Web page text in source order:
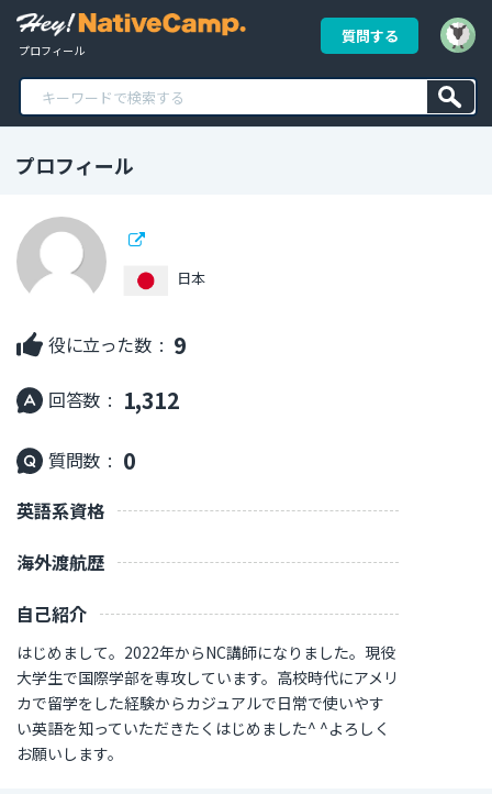
プロフィール
質問する
プロフィール
日本
役に立った数 : 9
回答数 : 1,312
質問数 : 0
英語系資格
海外渡航歴
自己紹介
はじめまして。2022年からNC講師になりました。現役
大学生で国際学部を専攻しています。高校時代にアメリ
カで留学をした経験からカジュアルで日常で使いやす
い英語を知っていただきたくはじめました^ ^よろしく
お願いします。